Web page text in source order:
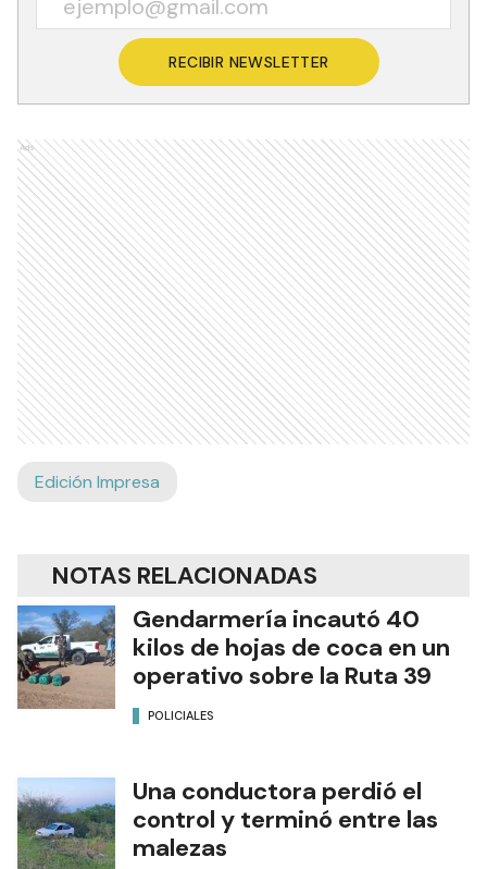
RECIBIR NEWSLETTER
Ads
Edición Impresa
NOTAS RELACIONADAS
Gendarmería incautó 40
kilos de hojas de coca en un
operativo sobre la Ruta 39
POLICIALES
Una conductora perdió el
control y terminó entre las
malezas